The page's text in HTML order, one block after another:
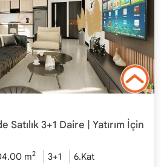
Satılık 3+1 Daire | Yatırım İçin
m2 3+1
6.Kat